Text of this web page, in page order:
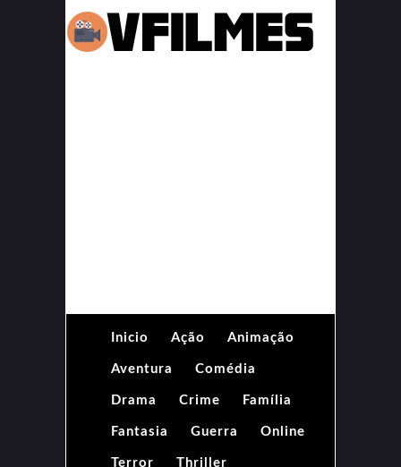
Inicio Ação Animação
Aventura Comédia
Drama Crime Família
Fantasia Guerra Online
Terror Thriller